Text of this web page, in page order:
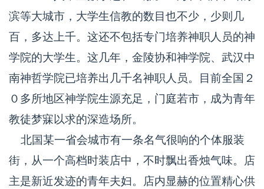
滨等大城市，大学生信教的数目也不少，少则几
百，多达上千。这还不包括专门培养神职人员的神
学院的大学生。这几年，金陵协和神学院、武汉中
南神哲学院已培养出几千名神职人员。目前全国２
０多所地区神学院生源充足，门庭若市，成为青年
教徒梦寐以求的深造场所。
北国某一省会城市有一条名气很响的个体服装
街，从一个高档时装店中，不时飘出香烛气味。店
主是新近发迹的青年夫妇。店内显赫的位置精心供